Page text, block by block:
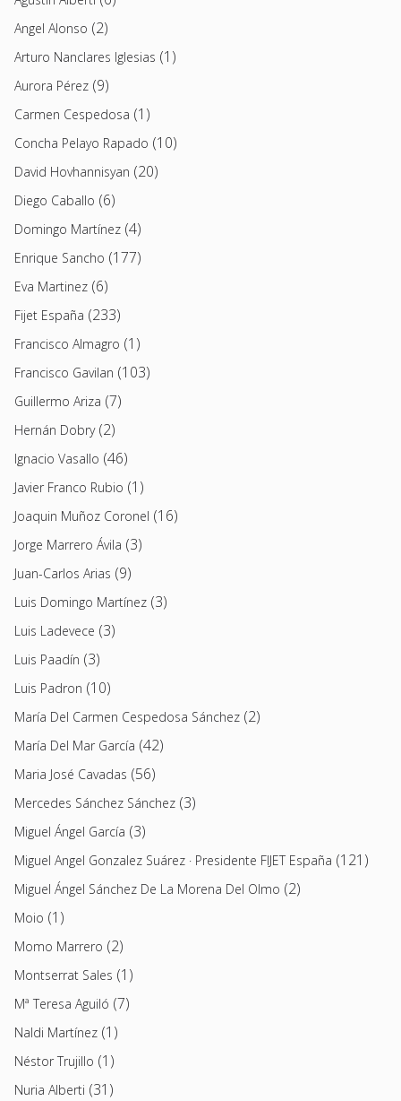
Angel Alonso (2)
Arturo Nanclares Iglesias (1)
Aurora Pérez (9)
Carmen Cespedosa (1)
Concha Pelayo Rapado (10)
David Hovhannisyan (20)
Diego Caballo (6)
Domingo Martínez (4)
Enrique Sancho (177)
Eva Martinez (6)
Fijet España (233)
Francisco Almagro (1)
Francisco Gavilan (103)
Guillermo Ariza (7)
Hernán Dobry(2)
Ignacio Vasallo (46)
Javier Franco Rubio (1)
Joaquin Muñoz Coronel (16)
Jorge Marrero Ávila (3)
Juan-Carlos Arias (9)
Luis Domingo Martínez (3)
Luis Ladevece (3)
Luis Paadín (3)
Luis Padron (10)
María Del Carmen Cespedosa Sánchez (2)
María Del Mar García (42)
Maria José Cavadas (56)
Mercedes Sánchez Sánchez (3)
Miguel Ángel García (3)
Miguel Angel Gonzalez Suárez · Presidente FIJET España (121)
Miguel Ángel Sánchez De La Morena Del Olmo (2)
Moio (1)
Momo Marrero (2)
Montserrat Sales (1)
Mª Teresa Aguiló (7)
Naldi Martínez (1)
Néstor Trujillo (1)
Nuria Alberti (31)